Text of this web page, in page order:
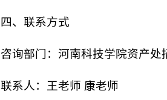
四、联系方式
咨询部门：河南科技学院资产处
联系人：王老师 康老师